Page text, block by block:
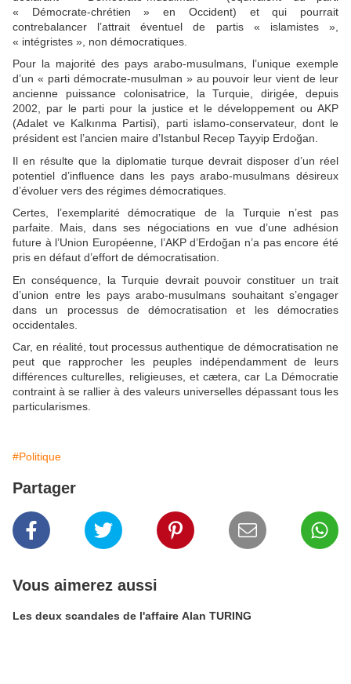
« Démocrate-chrétien » en Occident) et qui pourrait
contrebalancer l’attrait éventuel de partis « islamistes »,
« intégristes », non démocratiques.
Pour la majorité des pays arabo-musulmans, l’unique exemple
d’un « parti démocrate-musulman » au pouvoir leur vient de leur
ancienne puissance colonisatrice, la Turquie, dirigée, depuis
2002, par le parti pour la justice et le développement ou AKP
(Adalet ve Kalkınma Partisi), parti islamo-conservateur, dont le
président est l’ancien maire d’Istanbul Recep Tayyip Erdoğan.
Il en résulte que la diplomatie turque devrait disposer d’un réel
potentiel d’influence dans les pays arabo-musulmans désireux
d’évoluer vers des régimes démocratiques.
Certes, l’exemplarité démocratique de la Turquie n’est pas
parfaite. Mais, dans ses négociations en vue d’une adhésion
future à l’Union Européenne, l’AKP d’Erdoğan n’a pas encore été
pris en défaut d’effort de démocratisation.
En conséquence, la Turquie devrait pouvoir constituer un trait
d’union entre les pays arabo-musulmans souhaitant s’engager
dans un processus de démocratisation et les démocraties
occidentales.
Car, en réalité, tout processus authentique de démocratisation ne
peut que rapprocher les peuples indépendamment de leurs
différences culturelles, religieuses, et cætera, car La Démocratie
contraint à se rallier à des valeurs universelles dépassant tous les
particularismes.
#Politique
Partager
Vous aimerez aussi
Les deux scandales de l'affaire Alan TURING